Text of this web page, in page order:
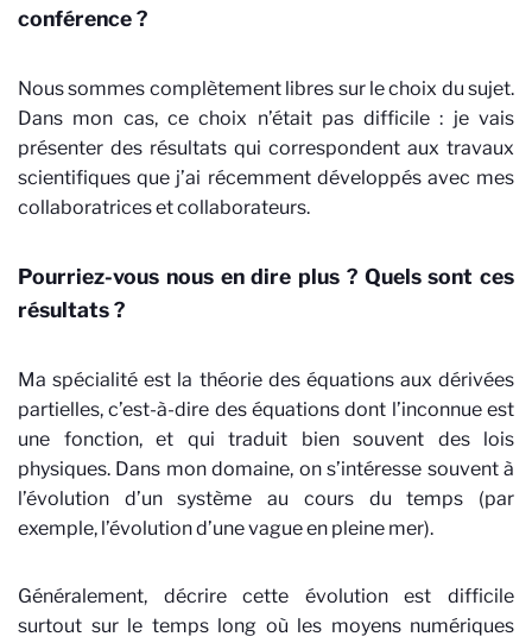
conférence ?
Nous sommes complètement libres sur le choix du sujet.
Dans mon cas, ce choix n’était pas difficile : je vais
présenter des résultats qui correspondent aux travaux
scientifiques que j’ai récemment développés avec mes
collaboratrices et collaborateurs.
Pourriez-vous nous en dire plus ? Quels sont ces
résultats ?
Ma spécialité est la théorie des équations aux dérivées
partielles, c’est-à-dire des équations dont l’inconnue est
une fonction, et qui traduit bien souvent des lois
physiques. Dans mon domaine, on s’intéresse souvent à
l’évolution d’un système au cours du temps (par
exemple, l’évolution d’une vague en pleine mer).
Généralement, décrire cette évolution est difficile
surtout sur le temps long où les moyens numériques